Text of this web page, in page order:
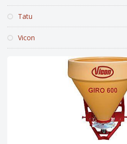
Tatu
Vicon